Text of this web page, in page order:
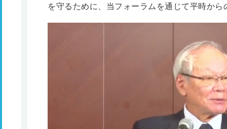
を守るために、当フォーラムを通じて平時か